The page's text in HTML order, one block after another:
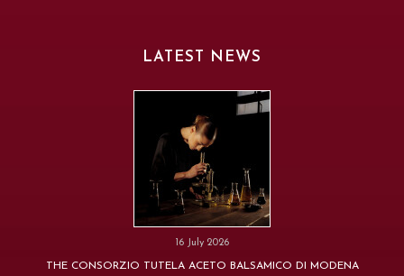
LATEST NEWS
16 July 2026
THE CONSORZIO TUTELA ACETO BALSAMICO DI MODENA